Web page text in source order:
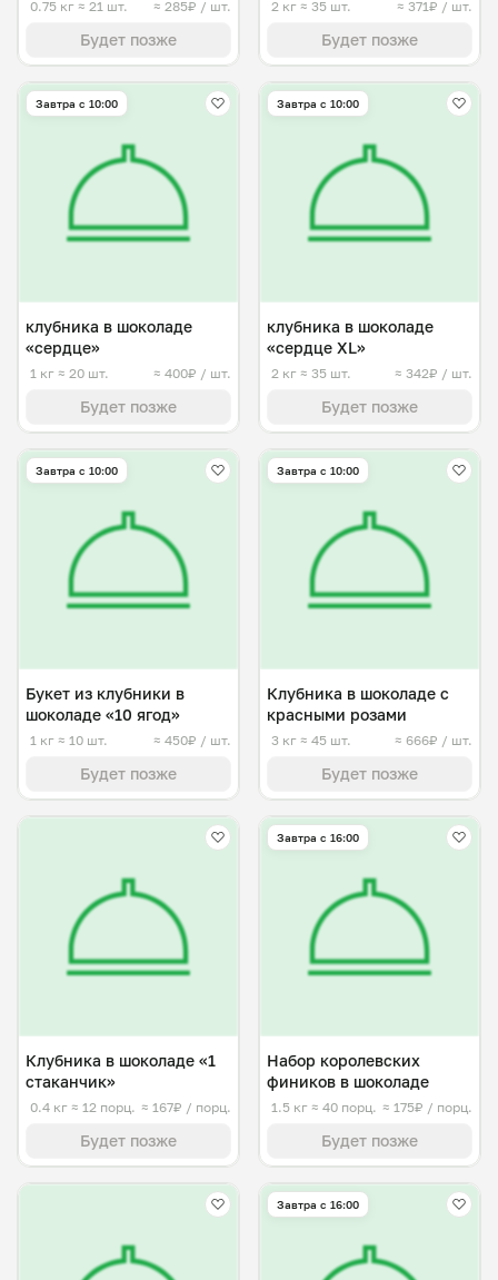
0.75 кг ≈ 21 шт. ≈ 285₽ / шт.
Будет позже
2 кг ≈ 35 шт. ≈ 371₽ / шт.
Будет позже
Завтра c 10:00
клубника в шоколаде
«сердце»
1 кг ≈ 20 шт. ≈ 400₽ / шт.
Будет позже
Завтра c 10:00
клубника в шоколаде
«сердце XL»
2 кг ≈ 35 шт. ≈ 342₽ / шт.
Будет позже
Завтра c 10:00
Букет из клубники в
шоколаде «10 ягод»
1 кг ≈ 10 шт. ≈ 450₽ / шт.
Будет позже
Завтра c 10:00
Клубника в шоколаде с
красными розами
3 кг ≈ 45 шт. ≈ 666₽ / шт.
Будет позже
Клубника в шоколаде «1
стаканчик»
0.4 кг ≈ 12 порц. ≈ 167₽ / порц.
Будет позже
Завтра c 16:00
Набор королевских
фиников в шоколаде
1.5 кг ≈ 40 порц. ≈ 175₽ / порц.
Будет позже
Завтра c 16:00